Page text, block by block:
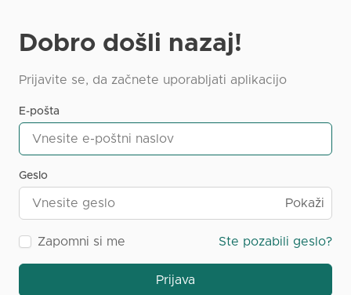
Dobro došli nazaj!
Prijavite se, da začnete uporabljati aplikacijo
E-pošta
Geslo
Pokaži
Zapomni si me Ste pozabili geslo?
Prijava